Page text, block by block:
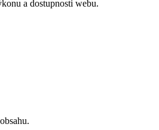
a dostupnosti webu.